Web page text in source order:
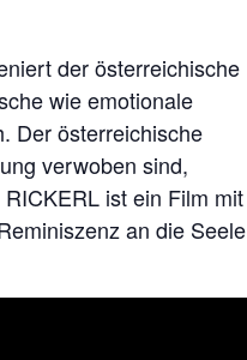
der österreichische
wie emotionale
Der österreichische
verwoben sind,
ist ein Film mit
an die Seele